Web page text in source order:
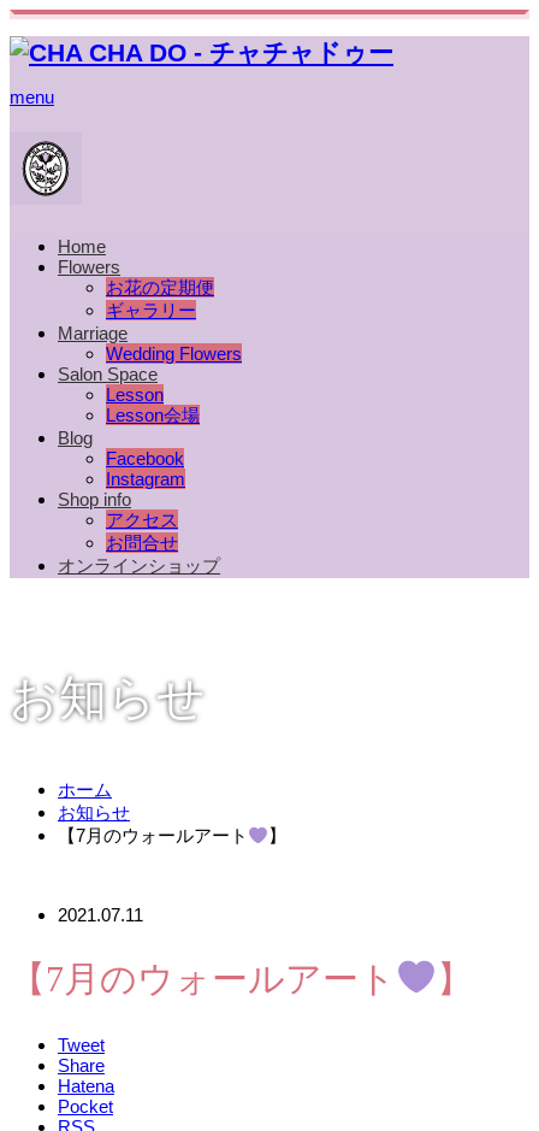
menu
Home
Flowers
お花の定期便
ギャラリー
Marriage
Wedding Flowers
Salon Space
Lesson
Lesson会場
Blog
Facebook
Instagram
Shop info
アクセス
お問合せ
オンラインショップ
お知らせ
ホーム
お知らせ
【7月のウォールアート
】
2021.07.11
【7月のウォールアート 】
Tweet
Share
Hatena
Pocket
RSS